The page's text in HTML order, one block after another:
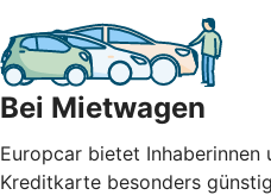
Bei Mietwagen
Europcar bietet Inhaberinnen
Kreditkarte besonders